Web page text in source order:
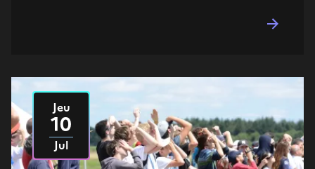
Jeu
10
Jul
2025